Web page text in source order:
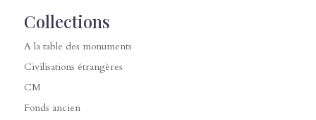
Collections
A la table des monuments
Civilisations étrangères
CM
Fonds ancien